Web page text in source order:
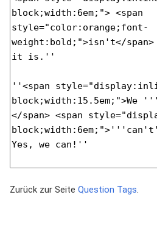
Zurück zur Seite Question Tags.